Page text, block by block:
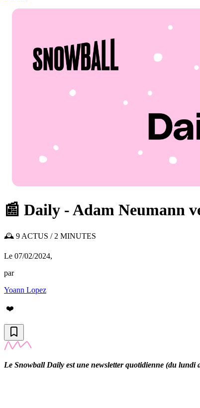
📰 Daily - Adam Neumann
🕰️ 9 ACTUS / 2 MINUTES
Le 07/02/2024,
par
Yoann Lopez
❤️
Le Snowball Daily est une newsletter quotidienne (du lundi